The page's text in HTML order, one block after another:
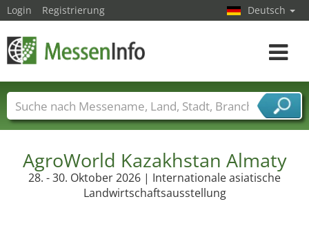
AgroWorld Kazakhstan Almaty
28. - 30. Oktober 2026 | Internationale asiatische
Landwirtschaftsausstellung
Login Registrierung Deutsch
Toggle
Messenamen Länder Städte
Branchen